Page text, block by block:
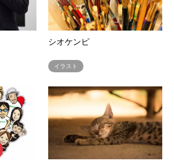
シオケンピ
イラスト